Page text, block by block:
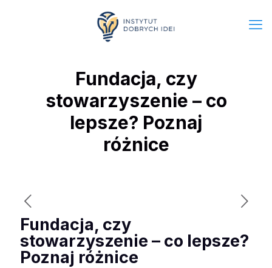
Fundacja, czy
stowarzyszenie – co
lepsze? Poznaj
różnice
Fundacja, czy
stowarzyszenie – co lepsze?
Poznaj różnice